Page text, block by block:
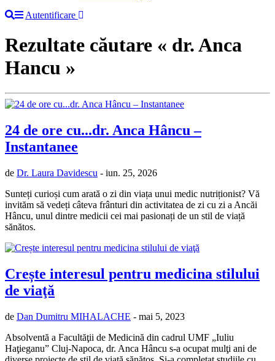
Autentificare
Rezultate căutare « dr. Anca
Hancu »
24 de ore cu...dr. Anca Hâncu –
Instantanee
de Dr. Laura Davidescu - iun. 25, 2026
Sunteți curioși cum arată o zi din viața unui medic nutriționist? Vă
invităm să vedeți câteva frânturi din activitatea de zi cu zi a Ancăi
Hâncu, unul dintre medicii cei mai pasionați de un stil de viață
sănătos.
Crește interesul pentru medicina stilului
de viaţă
de Dan Dumitru MIHALACHE - mai 5, 2023
Absolventă a Facultăţii de Medicină din cadrul UMF „Iuliu
Haţieganu” Cluj-Napoca, dr. Anca Hâncu s-a ocupat mulţi ani de